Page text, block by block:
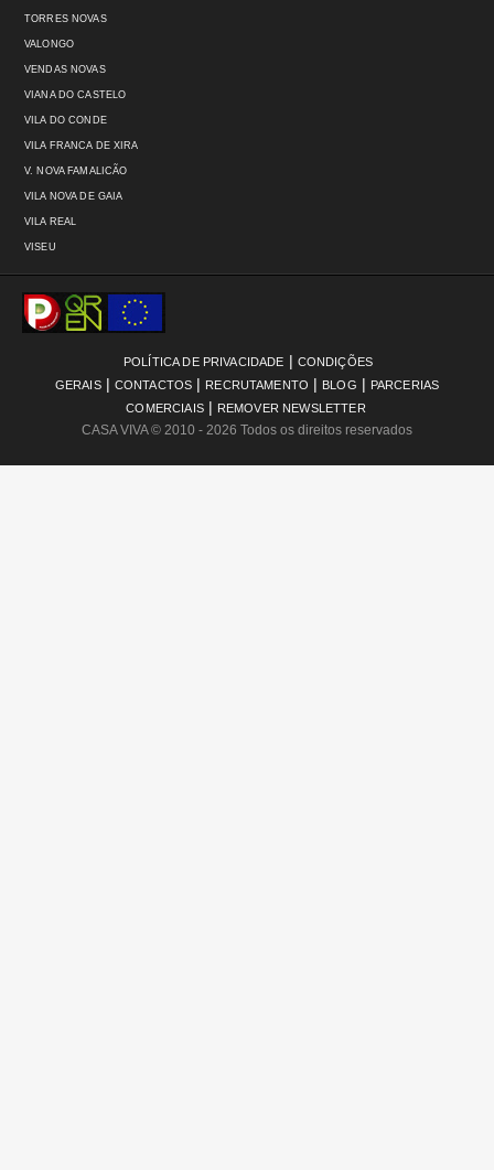
TORRES NOVAS
VALONGO
VENDAS NOVAS
VIANA DO CASTELO
VILA DO CONDE
VILA FRANCA DE XIRA
V. NOVA FAMALICÃO
VILA NOVA DE GAIA
VILA REAL
VISEU
POLÍTICA DE PRIVACIDADE | CONDIÇÕES
GERAIS | CONTACTOS | RECRUTAMENTO | BLOG | PARCERIAS
COMERCIAIS | REMOVER NEWSLETTER
CASA VIVA© 2010 - 2026 Todos os direitos reservados